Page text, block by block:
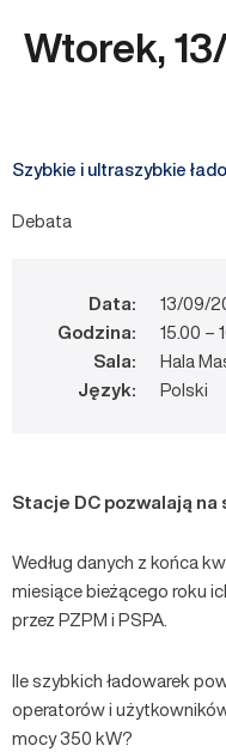
Wtorek,
Szybkie i ultraszybkie
Debata
Data:
Godzina:
Sala:
Język:
13/09/
15.00 –
Hala
Polski
Stacje DC pozwalają
Według danych z końca
miesiące bieżącego roku
przez PZPM i PSPA.
Ile szybkich ładowarek
operatorów i
mocy 350 kW?